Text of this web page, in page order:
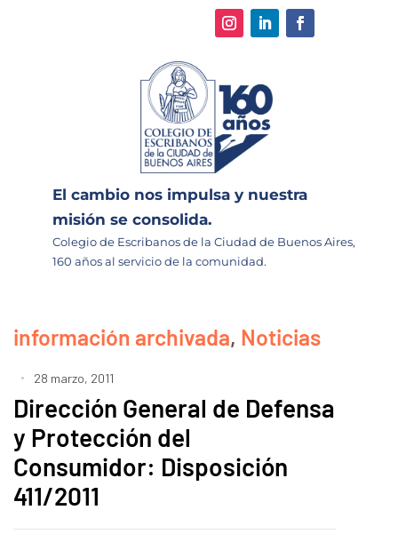
El cambio nos impulsa y nuestra
misión se consolida.
Colegio de Escribanos de la Ciudad de Buenos Aires,
160 años al servicio de la comunidad.
información archivada, Noticias
28 marzo, 2011
Dirección General de Defensa
y Protección del
Consumidor: Disposición
411/2011